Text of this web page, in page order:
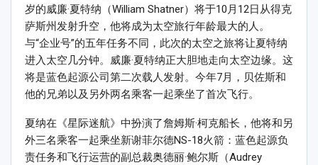
岁的威廉·夏特纳（William Shatner）将于10月12日从得克
萨斯州发射升空，他将成为太空旅行年龄最大的人。
与“企业号”的五年任务不同，此次的太空之旅将让夏特纳
进入太空几分钟。威廉·夏特纳正大胆地走向太空边缘。这
将是蓝色起源公司第二次载人发射。今年7月，贝佐斯和
他的兄弟以及另外两名乘客一起乘坐了首次飞行。
夏纳在《星际迷航》中扮演了詹姆斯·柯克船长，他将和另
外三名乘客一起乘坐新谢菲尔德NS-18火箭：蓝色起源负
责任务和飞行运营的副总裁奥德丽·鲍尔斯（Audrey